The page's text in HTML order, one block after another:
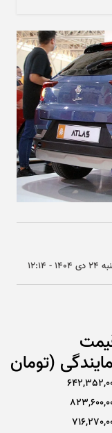
- ۱۲:۱۴
(تومان)